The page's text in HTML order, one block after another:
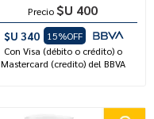
Precio $U 400
$U 340
15%OFF
Con Visa (débito o crédito) o
Mastercard (credito) del BBVA